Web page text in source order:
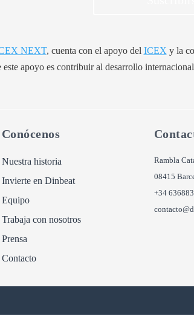
NEXT, cuenta con el apoyo del ICEX y la
apoyo es contribuir al desarrollo
Conócenos
Nuestra historia
Invierte en Dinbeat
Equipo
Trabaja con nosotros
Prensa
Contacto
Rambla
08415
+34